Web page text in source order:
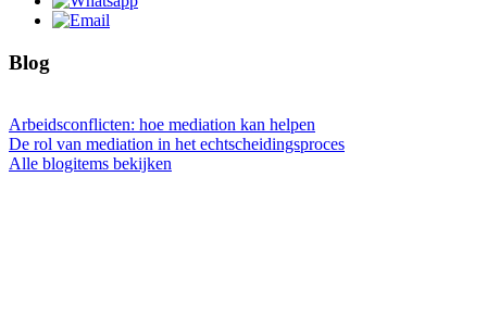
Blog
Arbeidsconflicten: hoe mediation kan helpen
De rol van mediation in het echtscheidingsproces
Alle blogitems bekijken